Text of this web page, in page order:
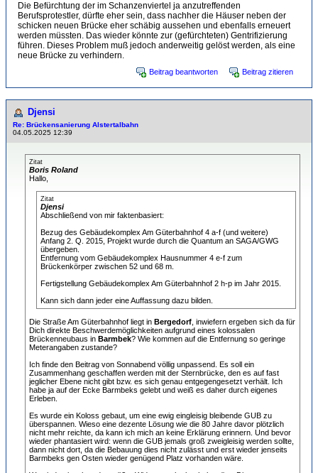
Die Befürchtung der im Schanzenviertel ja anzutreffenden
Berufsprotestler, dürfte eher sein, dass nachher die Häuser neben der
schicken neuen Brücke eher schäbig aussehen und ebenfalls erneuert
werden müssten. Das wieder könnte zur (gefürchteten) Gentrifizierung
führen. Dieses Problem muß jedoch anderweitig gelöst werden, als eine
neue Brücke zu verhindern.
Beitrag beantworten Beitrag zitieren
Djensi
Re: Brückensanierung Alstertalbahn
04.05.2025 12:39
Zitat
Boris Roland
Hallo,
Zitat
Djensi
Abschließend von mir faktenbasiert:
Bezug des Gebäudekomplex Am Güterbahnhof 4 a-f (und weitere)
Anfang 2. Q. 2015, Projekt wurde durch die Quantum an SAGA/GWG
übergeben.
Entfernung vom Gebäudekomplex Hausnummer 4 e-f zum
Brückenkörper zwischen 52 und 68 m.
Fertigstellung Gebäudekomplex Am Güterbahnhof 2 h-p im Jahr 2015.
Kann sich dann jeder eine Auffassung dazu bilden.
Die Straße Am Güterbahnhof liegt in Bergedorf , inwiefern ergeben sich da für
Dich direkte Beschwerdemöglichkeiten aufgrund eines kolossalen
Brückenneubaus in Barmbek? Wie kommen auf die Entfernung so geringe
Meterangaben zustande?
Ich finde den Beitrag von Sonnabend völlig unpassend. Es soll ein
Zusammenhang geschaffen werden mit der Sternbrücke, den es auf fast
jeglicher Ebene nicht gibt bzw. es sich genau entgegengesetzt verhält. Ich
habe ja auf der Ecke Barmbeks gelebt und weiß es daher durch eigenes
Erleben.
Es wurde ein Koloss gebaut, um eine ewig eingleisig bleibende GUB zu
überspannen. Wieso eine dezente Lösung wie die 80 Jahre davor plötzlich
nicht mehr reichte, da kann ich mich an keine Erklärung erinnern. Und bevor
wieder phantasiert wird: wenn die GUB jemals groß zweigleisig werden sollte,
dann nicht dort, da die Bebauung dies nicht zulässt und erst wieder jenseits
Barmbeks gen Osten wieder genügend Platz vorhanden wäre.